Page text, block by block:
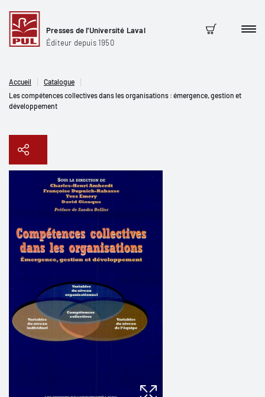
Presses de l'Université Laval
Éditeur depuis 1950
Panier
Accueil
Catalogue
Les compétences collectives dans les organisations : émergence, gestion et
développement